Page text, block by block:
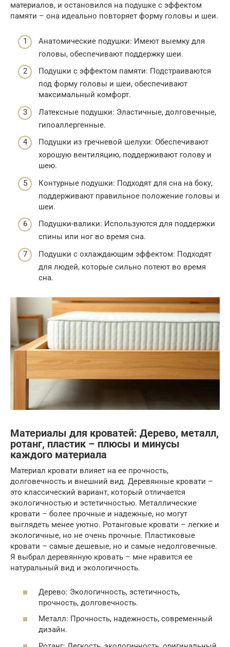
материалов, и остановился на подушке с эффектом
памяти – она идеально повторяет форму головы и шеи.
Анатомические подушки: Имеют выемку для
головы, обеспечивают поддержку шеи.
Подушки с эффектом памяти: Подстраиваются
под форму головы и шеи, обеспечивают
максимальный комфорт.
Латексные подушки: Эластичные, долговечные,
гипоаллергенные.
Подушки из гречневой шелухи: Обеспечивают
хорошую вентиляцию, поддерживают голову и
шею.
Контурные подушки: Подходят для сна на боку,
поддерживают правильное положение головы и
шеи.
Подушки-валики: Используются для поддержки
спины или ног во время сна.
Подушки с охлаждающим эффектом: Подходят
для людей, которые сильно потеют во время
сна.
Материалы для кроватей: Дерево, металл,
ротанг, пластик – плюсы и минусы
каждого материала
Материал кровати влияет на ее прочность,
долговечность и внешний вид. Деревянные кровати –
это классический вариант, который отличается
экологичностью и эстетичностью. Металлические
кровати – более прочные и надежные, но могут
выглядеть менее уютно. Ротанговые кровати – легкие и
экологичные, но не очень прочные. Пластиковые
кровати – самые дешевые, но и самые недолговечные.
Я выбрал деревянную кровать – мне нравится ее
натуральный вид и экологичность.
Дерево: Экологичность, эстетичность,
прочность, долговечность.
Металл: Прочность, надежность, современный
дизайн.